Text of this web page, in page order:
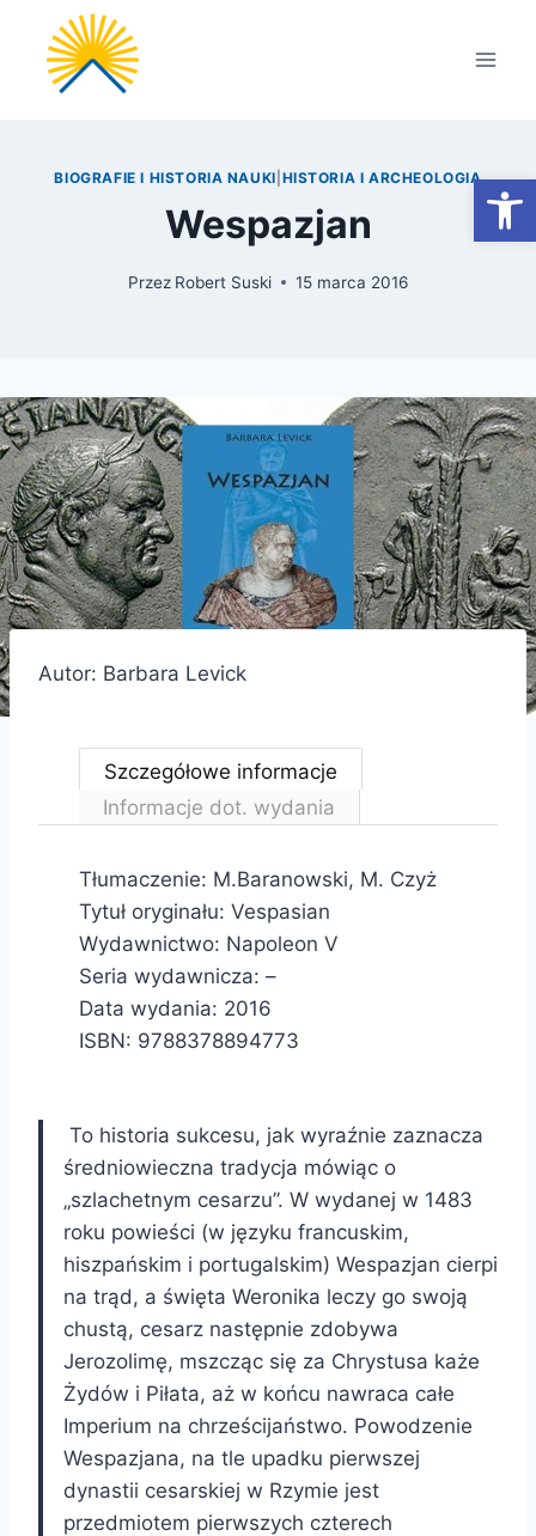
Przejdź
treści
BIOGRAFIE I HISTORIA NAUKI HISTORIA I ARCHEOLOGIA
Wespazjan
Przez Robert Suski 15 marca 2016
Autor: Barbara Levick
Szczegółowe informacje
Informacje dot. wydania
Tłumaczenie: M.Baranowski, M. Czyż
Tytuł oryginału: Vespasian
Wydawnictwo: Napoleon V
Seria wydawnicza: –
Data wydania: 2016
ISBN: 9788378894773
To historia sukcesu, jak wyraźnie zaznacza
średniowieczna tradycja mówiąc o
„szlachetnym cesarzu”. W wydanej w 1483
roku powieści (w języku francuskim,
hiszpańskim i portugalskim) Wespazjan cierpi
na trąd, a święta Weronika leczy go swoją
chustą, cesarz następnie zdobywa
Jerozolimę, mszcząc się za Chrystusa każe
Żydów i Piłata, aż w końcu nawraca całe
Imperium na chrześcijaństwo. Powodzenie
Wespazjana, na tle upadku pierwszej
dynastii cesarskiej w Rzymie jest
przedmiotem pierwszych czterech